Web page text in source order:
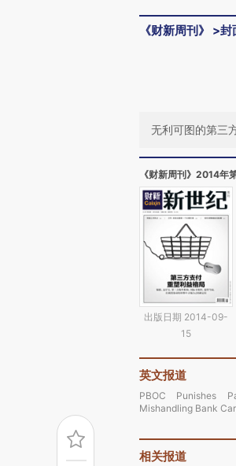
《财新周刊》 >封
无利可图的第三
《财新周刊》2014年
出版日期 2014-09-
15
英文报道
PBOC Punishes
Mishandling Bank
相关报道